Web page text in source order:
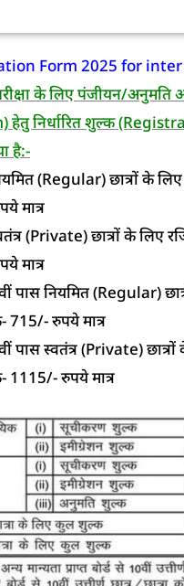
Form 2025 for
के लिए पंजीयन/
निर्धारित शुल्क
है:-
(Regular) छात्रों के
मात्र
(Private) छात्रों के लिए
मात्र
पास नियमित (Regular)
715/- रुपये मात्र
पास स्वतंत्र (Private)
1115/- रुपये मात्र